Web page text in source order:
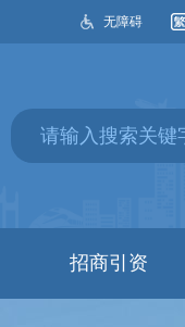
无障碍
招商引资